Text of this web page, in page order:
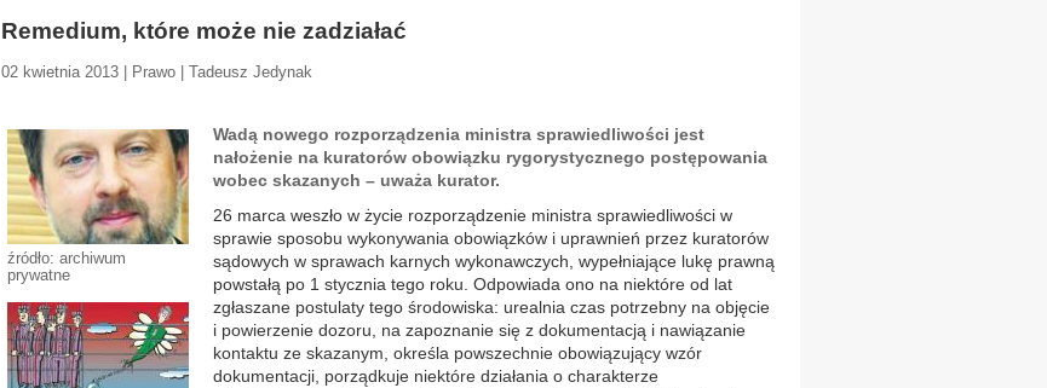
Remedium, które może nie zadziałać
02 kwietnia 2013 | Prawo | Tadeusz Jedynak
źródło: archiwum
prywatne
Wadą nowego rozporządzenia ministra sprawiedliwości jest
nałożenie na kuratorów obowiązku rygorystycznego postępowania
wobec skazanych – uważa kurator.
26 marca weszło w życie rozporządzenie ministra sprawiedliwości w
sprawie sposobu wykonywania obowiązków i uprawnień przez kuratorów
sądowych w sprawach karnych wykonawczych, wypełniające lukę prawną
powstałą po 1 stycznia tego roku. Odpowiada ono na niektóre od lat
zgłaszane postulaty tego środowiska: urealnia czas potrzebny na objęcie
i powierzenie dozoru, na zapoznanie się z dokumentacją i nawiązanie
kontaktu ze skazanym, określa powszechnie obowiązujący wzór
dokumentacji, porządkuje niektóre działania o charakterze